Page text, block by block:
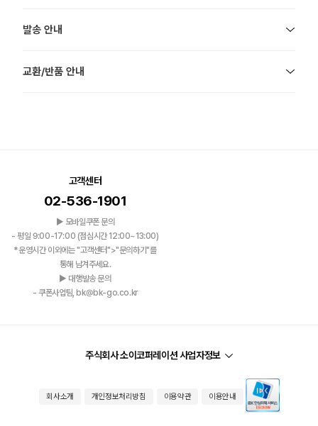
발송 안내
교환/반품 안내
고객센터
02-536-1901
▶ 모바일쿠폰 문의
- 평일 9:00-17:00 (점심시간 12:00~13:00)
*운영시간 이외에는 "고객센터">"문의하기"를
통해 남겨주세요.
▶ 대행발송 문의
- 쿠폰사업팀, bk@bk-go.co.kr
주식회사 소이코퍼레이션 사업자정보
회사소개 개인정보처리방침 이용약관 이용안내